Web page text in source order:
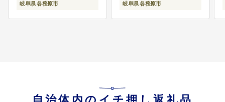
岐阜県 各務原市 岐阜県 各務原市